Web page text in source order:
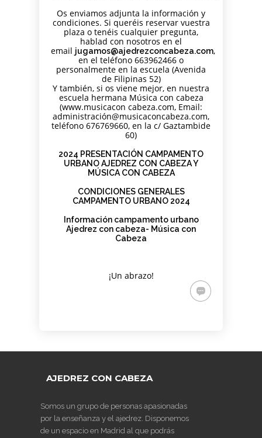
Os enviamos adjunta la información y
condiciones. Si queréis reservar vuestra
plaza o tenéis cualquier pregunta,
hablad con nosotros en el
email jugamos@ajedrezconcabeza.com,
en el teléfono 663962466 o
personalmente en la escuela (Avenida
de Filipinas 52)
Y también, si os viene mejor, en nuestra
escuela hermana Música con cabeza
(www.musicacon cabeza.com, Email:
administración@musicaconcabeza.com,
teléfono 676769660, en la c/ Gaztambide
60)
2024 PRESENTACIÓN CAMPAMENTO
URBANO AJEDREZ CON CABEZA Y
MÚSICA CON CABEZA
CONDICIONES GENERALES
CAMPAMENTO URBANO 2024
Información campamento urbano
Ajedrez con cabeza- Música con
Cabeza
¡Un abrazo!
AJEDREZ CON CABEZA
Somos un grupo de personas apasionadas
por la enseñanza y el ajedrez. Disponemos
de un espacio en Madrid al que podrás